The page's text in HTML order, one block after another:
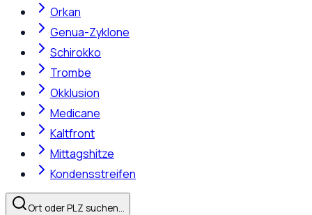
Orkan
Genua-Zyklone
Schirokko
Trombe
Okklusion
Medicane
Kaltfront
Mittagshitze
Kondensstreifen
Ort oder PLZ suchen…